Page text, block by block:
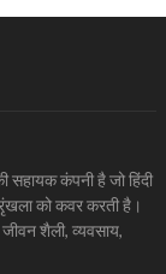
कंपनी है जो हिंदी
को कवर करती है।
शैली, व्यवसाय,